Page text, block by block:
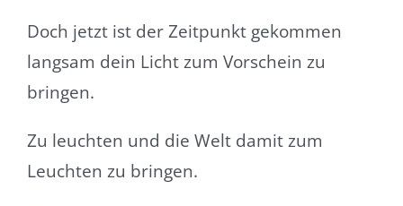
Doch jetzt ist der Zeitpunkt gekommen
langsam dein Licht zum Vorschein zu
bringen.
Zu leuchten und die Welt damit zum
Leuchten zu bringen.